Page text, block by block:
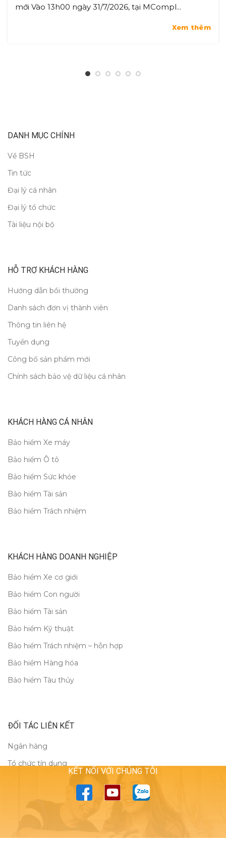
mới Vào 13h00 ngày 31/7/2026, tại MCompl...
Xem thêm
DANH MỤC CHÍNH
Về BSH
Tin tức
Đại lý cá nhân
Đại lý tổ chức
Tài liệu nội bộ
HỖ TRỢ KHÁCH HÀNG
Hướng dẫn bồi thường
Danh sách đơn vị thành viên
Thông tin liên hệ
Tuyển dụng
Công bố sản phẩm mới
Chính sách bảo vệ dữ liệu cá nhân
KHÁCH HÀNG CÁ NHÂN
Bảo hiểm Xe máy
Bảo hiểm Ô tô
Bảo hiểm Sức khỏe
Bảo hiểm Tài sản
Bảo hiểm Trách nhiệm
KHÁCH HÀNG DOANH NGHIỆP
Bảo hiểm Xe cơ giới
Bảo hiểm Con người
Bảo hiểm Tài sản
Bảo hiểm Kỹ thuật
Bảo hiểm Trách nhiệm – hỗn hợp
Bảo hiểm Hàng hóa
Bảo hiểm Tàu thủy
ĐỐI TÁC LIÊN KẾT
Ngân hàng
Tổ chức tín dụng
KẾT NỐI VỚI CHÚNG TÔI